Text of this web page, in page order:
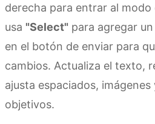
derecha para entrar al modo
usa "Select" para agregar
en el botón de enviar para
cambios. Actualiza el texto,
ajusta espaciados,
objetivos.